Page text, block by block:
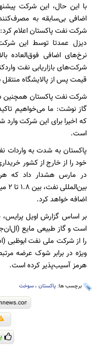
با این حال، این شرکت
اضافی بی‌سابقه به
شرکت نفت پاکستان اعلام
دیزل عمدتا توسط این
نرخ‌های اضافی فوق‌العاده
شرکت‌های بازاریابی نفت
قیمت پس از پالایشگاه
شرکت نفت پاکستان همچنین
گاز نوشت: ما می‌خواهیم
است.
خود را از خارج از کشور
اضافه خواهد کرد.
بر اساس گزارش اویل پرایس،
است و گاز طبیعی مایع
را از شرکت ملی نفت ابوظبی
ویژه در برابر شوک عرضه
هرمز آسیب‌پذیر کرده است.
برچسب ها: پاکستان ، سوخت